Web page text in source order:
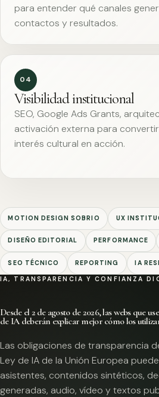
para entender qué canales
contactos y resultados.
04
Visibilidad institucional
SEO, Google Ads Grants,
activación externa para
interés cultural en acción.
MOTION DESIGN SOBRIO UX
DISEÑO EDITORIAL PERFORMANCE
SEO TÉCNICO REPORTING IA
IA, TRANSPARENCIA Y CONFIANZA
Desde el 2 de agosto de 2026, las webs que
de IA deberán explicar mejor cómo los
Las obligaciones de transparencia
Ley de IA de la Unión Europea
asistentes, contenidos sintéticos,
generadas, audio, vídeo y textos